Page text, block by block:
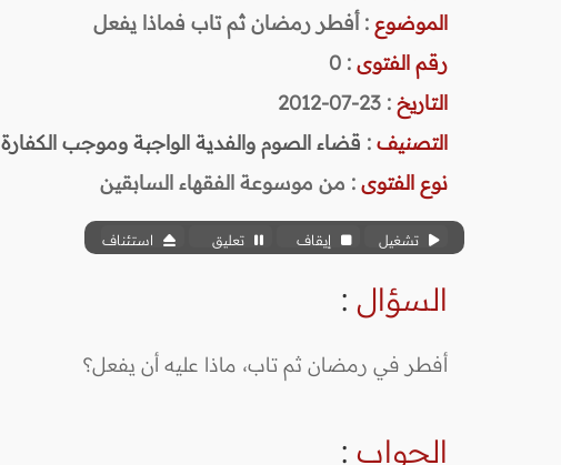
الموضوع : أفطر رمضان ثم تاب فماذا يفعل
رقم الفتوى :
0
التاريخ : 23-07-2012
التصنيف : قضاء الصوم والفدية الواجبة وموجب الكفارة
نوع الفتوى : من موسوعة الفقهاء السابقين
تشغيل إيقاف تعليق استئناف
السؤال :
أفطر في رمضان ثم تاب، ماذا عليه أن يفعل؟
الجواب :